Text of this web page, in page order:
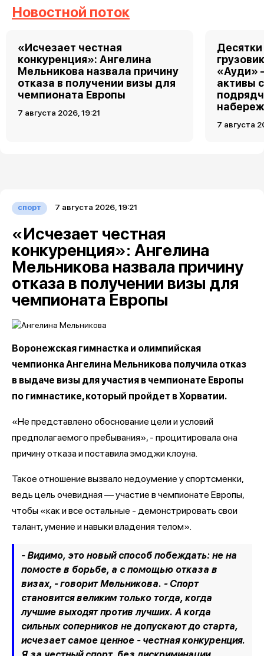
Новостной поток
«Исчезает честная
конкуренция»: Ангелина
Мельникова назвала причину
отказа в получении визы для
чемпионата Европы
7 августа 2026, 19:21
«Ауди»
активы
7 августа
спорт 7 августа 2026, 19:21
«Исчезает честная
конкуренция»: Ангелина
Мельникова назвала причину
отказа в получении визы для
чемпионата Европы
Воронежская гимнастка и олимпийская
чемпионка Ангелина Мельникова получила отказ
в выдаче визы для участия в чемпионате Европы
по гимнастике, который пройдет в Хорватии.
«Не представлено обоснование цели и условий
предполагаемого пребывания», - процитировала она
причину отказа и поставила эмоджи клоуна.
Такое отношение вызвало недоумение у спортсменки,
ведь цель очевидная — участие в чемпионате Европы,
чтобы «как и все остальные - демонстрировать свои
талант, умение и навыки владения телом».
- Видимо, это новый способ побеждать: не на
помосте в борьбе, а с помощью отказа в
визах, - говорит Мельникова. - Спорт
становится великим только тогда, когда
лучшие выходят против лучших. А когда
сильных соперников не допускают до старта,
исчезает самое ценное - честная конкуренция.